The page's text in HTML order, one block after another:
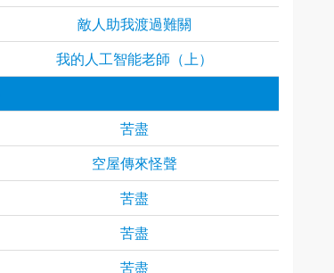
敵人助我渡過難關
我的人工智能老師（上）
苦盡
空屋傳來怪聲
苦盡
苦盡
苦盡